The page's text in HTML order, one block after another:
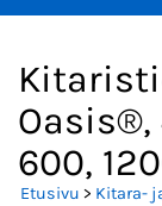
600,
Etusivu > Kitara-